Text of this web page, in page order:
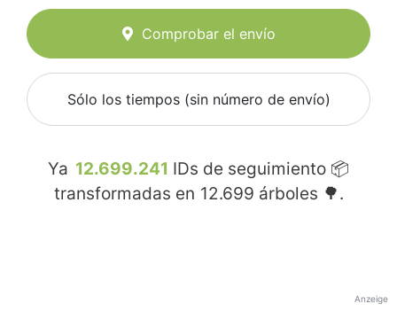
Comprobar el envío
Sólo los tiempos (sin número de envío)
Ya 12.699.241 IDs de seguimiento 📦
transformadas en 12.699 árboles 🌳.
Anzeige